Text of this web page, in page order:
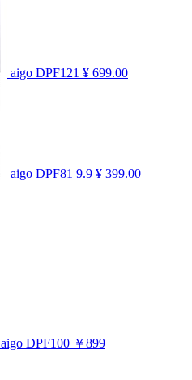
aigo DPF121 ¥ 699.00
aigo DPF81 9.9 ¥ 399.00
aigo DPF100 ￥899